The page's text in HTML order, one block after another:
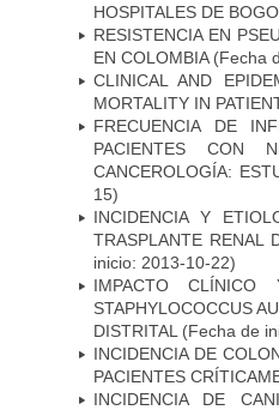
HOSPITALES DE
RESISTENCIA EN
EN COLOMBIA (Fecha
CLINICAL AND
MORTALITY IN
FRECUENCIA DE
PACIENTES CON
CANCEROLOGÍA:
15)
INCIDENCIA Y
TRASPLANTE RENAL
inicio: 2013-10-22)
IMPACTO CLÍNICO
STAPHYLOCOCCUS
DISTRITAL (Fecha de
INCIDENCIA DE
PACIENTES
INCIDENCIA DE